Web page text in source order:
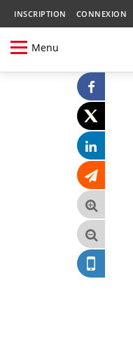
INSCRIPTION CONNEXION
Menu